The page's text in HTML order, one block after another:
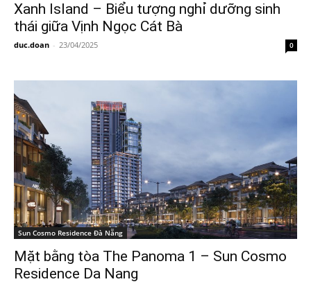
Xanh Island – Biểu tượng nghỉ dưỡng sinh
thái giữa Vịnh Ngọc Cát Bà
duc.doan - 23/04/2025 0
Sun Cosmo Residence Đà Nẵng
Mặt bằng tòa The Panoma 1 – Sun Cosmo
Residence Da Nang